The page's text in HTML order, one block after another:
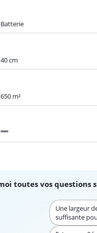
Batterie
40 cm
650 m²
toutes vos questions
Une largeur
suffisante